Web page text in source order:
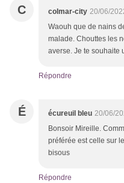
C colmar-city 20/06/
Waouh que de nains
malade. Chouttes les
averse. Je te souhaite
Répondre
É écureuil bleu 20/06/
Bonsoir Mireille.
préférée est celle sur
bisous
Répondre